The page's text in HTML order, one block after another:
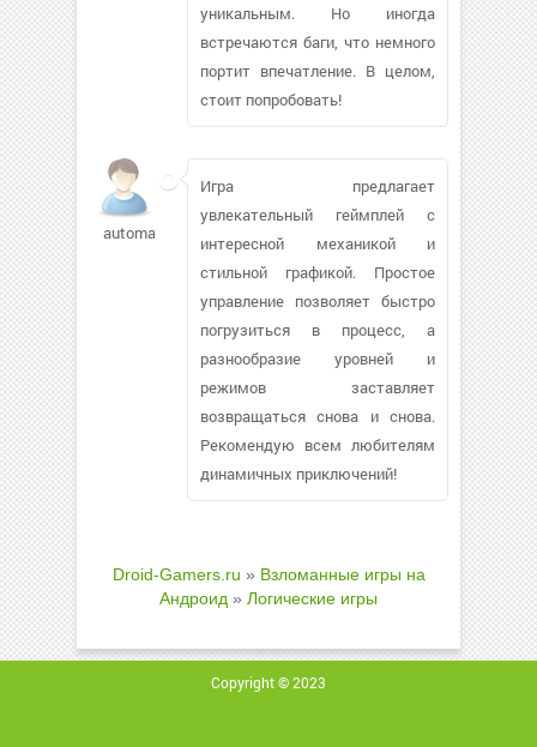
уникальным. Но иногда
встречаются баги, что немного
портит впечатление. В целом,
стоит попробовать!
automakers716
Игра предлагает
увлекательный геймплей с
интересной механикой и
стильной графикой. Простое
управление позволяет быстро
погрузиться в процесс, а
разнообразие уровней и
режимов заставляет
возвращаться снова и снова.
Рекомендую всем любителям
динамичных приключений!
Droid-Gamers.ru » Взломанные игры на
Андроид » Логические игры
Copyright © 2023